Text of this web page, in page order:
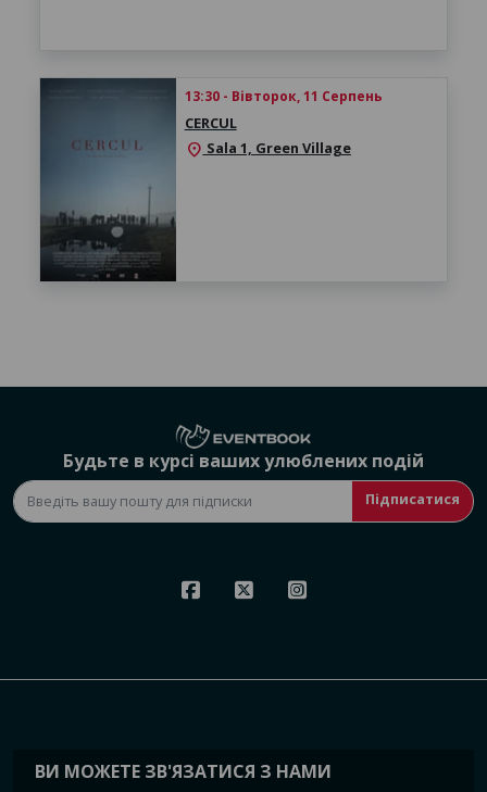
13:30 - Вівторок, 11 Серпень
CERCUL
location_on Sala 1, Green Village
Будьте в курсі ваших улюблених подій
Підписатися
ВИ МОЖЕТЕ ЗВ'ЯЗАТИСЯ З НАМИ